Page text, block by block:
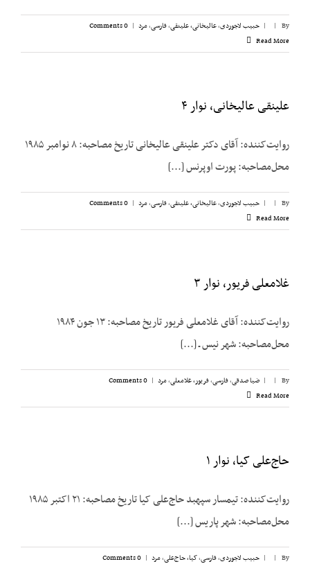
By
|
| حبیب لاجوردی,عالیخانی، علینقی,فارسی,مرد |
0 Comments
Read More
علینقی عالیخانی، نوار ۴
روایت‌کننده: آقای دکتر علینقی عالیخانی تاریخ مصاحبه: ۸ نوامبر ۱۹۸۵
محل‌مصاحبه: پورت اوپرنس [...]
By
|
| حبیب لاجوردی,عالیخانی، علینقی,فارسی,مرد |
0 Comments
Read More
غلامعلی فریور، نوار ۳
روایت‌کننده: آقای غلامعلی فریور تاریخ مصاحبه: ۱۳ جون ۱۹۸۴
محل‌مصاحبه: شهر نیس ـ [...]
By
|
| ضیا صدقی,فارسی,فریور، غلامعلی,مرد |
0 Comments
Read More
حاج‌علی کیا، نوار ۱
روایت‌کننده: تیمسار سپهبد حاج‌علی ‌کیا تاریخ مصاحبه: ۲۱ اکتبر ۱۹۸۵
محل‌مصاحبه: شهر پاریس [...]
By
|
| حبیب لاجوردی,فارسی,کیا، حاج‌علی,مرد |
0 Comments